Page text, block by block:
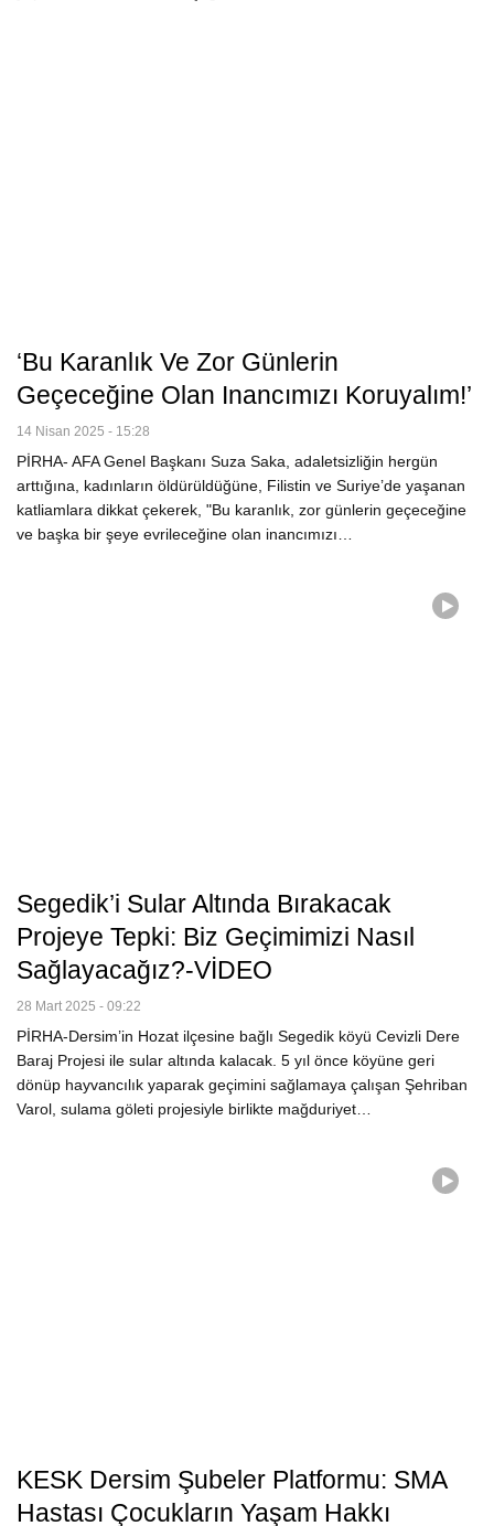
‘Bu Karanlık Ve Zor Günlerin
Geçeceğine Olan Inancımızı Koruyalım!’
14 Nisan 2025 - 15:28
PİRHA- AFA Genel Başkanı Suza Saka, adaletsizliğin hergün
arttığına, kadınların öldürüldüğüne, Filistin ve Suriye’de yaşanan
katliamlara dikkat çekerek, "Bu karanlık, zor günlerin geçeceğine
ve başka bir şeye evrileceğine olan inancımızı…
Segedik’i Sular Altında Bırakacak
Projeye Tepki: Biz Geçimimizi Nasıl
Sağlayacağız?-VİDEO
28 Mart 2025 - 09:22
PİRHA-Dersim’in Hozat ilçesine bağlı Segedik köyü Cevizli Dere
Baraj Projesi ile sular altında kalacak. 5 yıl önce köyüne geri
dönüp hayvancılık yaparak geçimini sağlamaya çalışan Şehriban
Varol, sulama göleti projesiyle birlikte mağduriyet…
KESK Dersim Şubeler Platformu: SMA
Hastası Çocukların Yaşam Hakkı